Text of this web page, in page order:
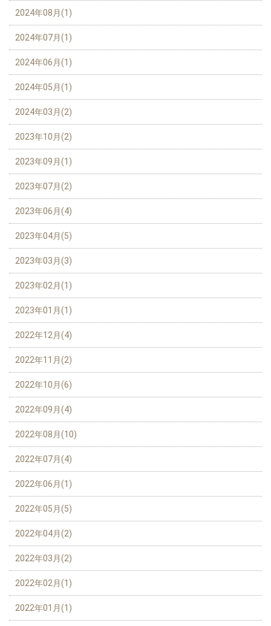
2024年08月(1)
2024年07月(1)
2024年06月(1)
2024年05月(1)
2024年03月(2)
2023年10月(2)
2023年09月(1)
2023年07月(2)
2023年06月(4)
2023年04月(5)
2023年03月(3)
2023年02月(1)
2023年01月(1)
2022年12月(4)
2022年11月(2)
2022年10月(6)
2022年09月(4)
2022年08月(10)
2022年07月(4)
2022年06月(1)
2022年05月(5)
2022年04月(2)
2022年03月(2)
2022年02月(1)
2022年01月(1)